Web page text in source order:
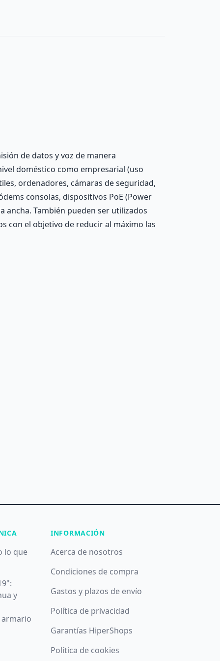
de datos y voz de manera
doméstico como empresarial (uso
ordenadores, cámaras de seguridad,
consolas, dispositivos PoE (Power
También pueden ser utilizados
con el objetivo de reducir al máximo las
lo que
y
armario
INFORMACIÓN
Acerca de nosotros
Condiciones de compra
Gastos y plazos de envío
Política de privacidad
Garantías HiperShops
Política de cookies